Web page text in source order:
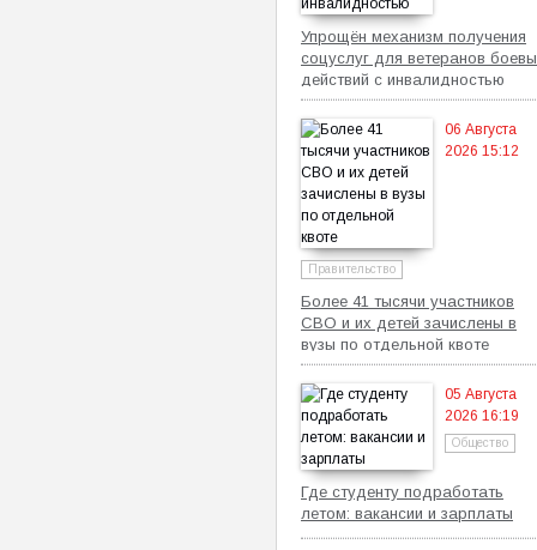
Упрощён механизм получения
соцуслуг для ветеранов
действий с инвалидностью
06 Августа
2026 15:12
Правительство
Более 41 тысячи участников
СВО и их детей зачислены в
вузы по отдельной квоте
05 Августа
2026 16:19
Общество
Где студенту подработать
летом: вакансии и зарплаты